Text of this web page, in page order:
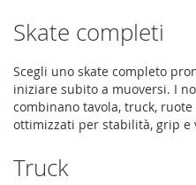
Skate completi
Scegli uno skate completo
iniziare subito a muoversi. I
combinano tavola, truck,
ottimizzati per stabilità, grip e
Truck